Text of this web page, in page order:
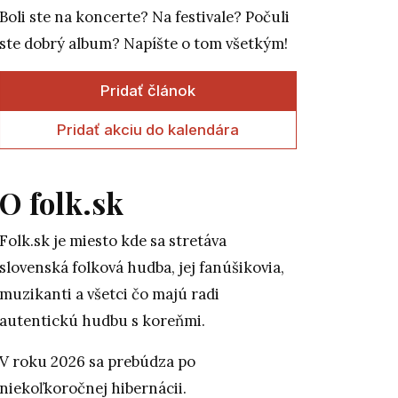
Boli ste na koncerte? Na festivale? Počuli
ste dobrý album? Napíšte o tom všetkým!
Pridať článok
Pridať akciu do kalendára
O folk.sk
Folk.sk je miesto kde sa stretáva
slovenská folková hudba, jej fanúšikovia,
muzikanti a všetci čo majú radi
autentickú hudbu s koreňmi.
V roku 2026 sa prebúdza po
niekoľkoročnej hibernácii.